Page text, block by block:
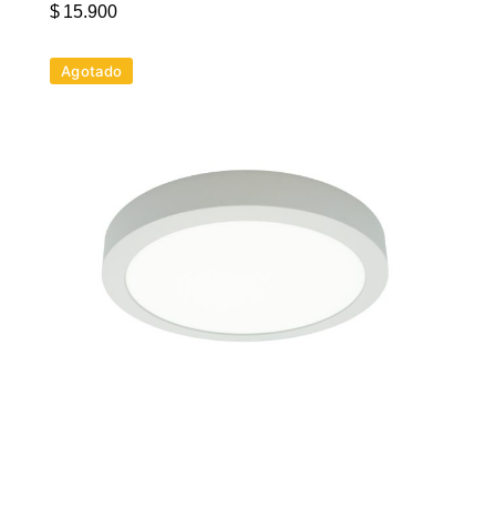
$ 15.900
Agotado